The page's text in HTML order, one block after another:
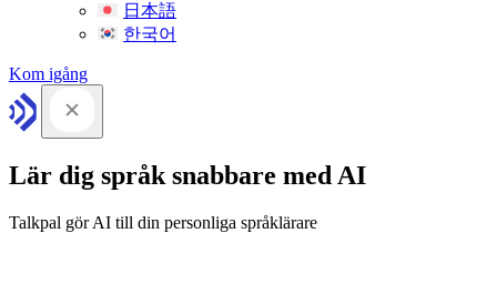
日本語
한국어
Kom igång
Lär dig språk snabbare med AI
Talkpal gör AI till din personliga språklärare